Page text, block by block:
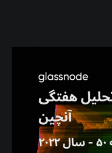
یا افت قیمت را به